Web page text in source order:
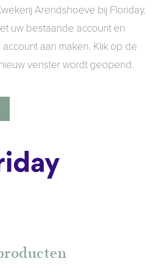
Arendshoeve bij Floriday.
uw bestaande account en
aan maken. Klik op de
venster wordt geopend.